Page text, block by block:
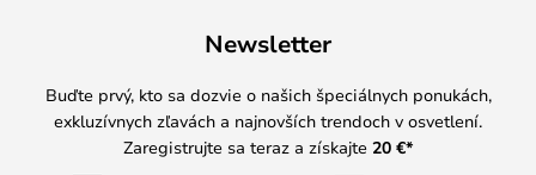
Newsletter
Buďte prvý, kto sa dozvie o našich špeciálnych ponukách,
exkluzívnych zľavách a najnovších trendoch v osvetlení.
Zaregistrujte sa teraz a získajte 20 €*